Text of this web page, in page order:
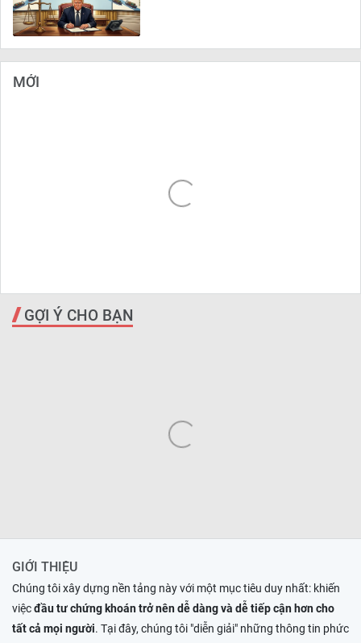
MỚI
GỢI Ý CHO BẠN
GIỚI THIỆU
Chúng tôi xây dựng nền tảng này với một mục tiêu duy nhất: khiến
việcđầu tư chứng khoán trở nên dễ dàng và dễ tiếp cận hơn cho
tất cả mọi người. Tại đây, chúng tôi "diễn giải" những thông tin phức